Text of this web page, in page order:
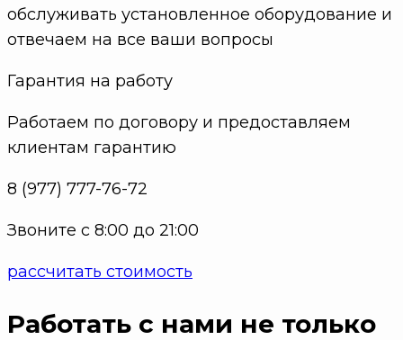
обслуживать установленное оборудование и
отвечаем на все ваши вопросы
Гарантия на работу
Работаем по договору и предоставляем
клиентам гарантию
8 (977) 777-76-72
Звоните с 8:00 до 21:00
рассчитать стоимость
Работать с нами не только